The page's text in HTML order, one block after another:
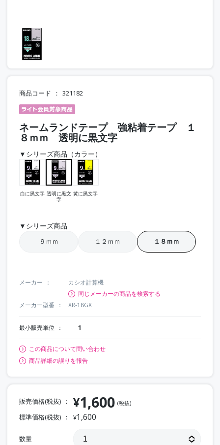
商品コード 321182
ネームランドテープ 強粘着テープ １
８ｍｍ 透明に黒文字
▼シリーズ商品（カラー）
白に黒文字 透明に黒文
字
黄に黒文字
▼シリーズ商品
９ｍｍ １２ｍｍ １８ｍｍ
メーカー
カシオ計算機
同じメーカーの商品を検索する
メーカー型番
XR-18GX
最小販売単位 1
この商品について問い合わせ
商品詳細の誤りを報告
販売価格(税抜) ¥1,600 (税抜)
標準価格(税抜) ¥1,600
数量